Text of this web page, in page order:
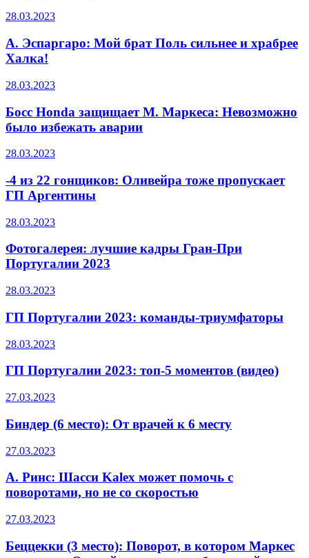
28.03.2023
А. Эспаргаро: Мой брат Поль сильнее и храбрее
Халка!
28.03.2023
Босс Honda защищает М. Маркеса: Невозможно
было избежать аварии
28.03.2023
-4 из 22 гонщиков: Оливейра тоже пропускает
ГП Аргентины
28.03.2023
Фотогалерея: лучшие кадры Гран-При
Португалии 2023
28.03.2023
ГП Португалии 2023: команды-триумфаторы
28.03.2023
ГП Португалии 2023: топ-5 моментов (видео)
27.03.2023
Биндер (6 место): От врачей к 6 месту
27.03.2023
А. Ринс: Шасси Kalex может помочь с
поворотами, но не со скоростью
27.03.2023
Беццекки (3 место): Поворот, в котором Маркес